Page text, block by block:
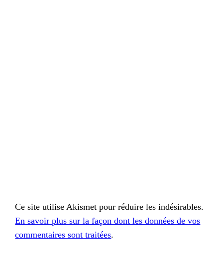
Ce site utilise Akismet pour réduire les indésirables.
En savoir plus sur la façon dont les données de vos
commentaires sont traitées.